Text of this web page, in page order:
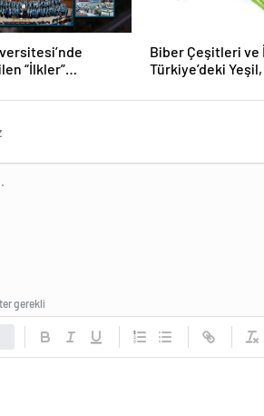
“İlkler”
Biber Çeşitleri ve
Türkiye’deki Yeşil,
gerekli